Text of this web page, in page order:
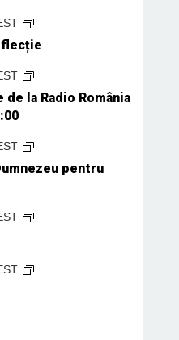
la Radio România
pentru